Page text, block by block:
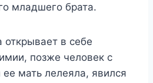
младшего брата.
в себе
позже человек с
ее мать лелеяла, явился